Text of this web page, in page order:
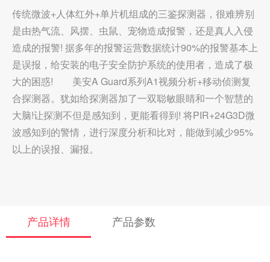
传统微波+人体红外+单片机组成的三鉴探测器，很难辨别
是由热气流、风摆、虫鼠、宠物造成报警，还是真人入侵
造成的报警! 据多年的报警运营数据统计90%的报警基本上
是误报，给安装的电子安全防护系统的使用者，造成了极
大的困惑! 美安A Guard系列A1视频分析+移动侦测复
合探测器。犹如给探测器加了一双聪敏眼睛和一个智慧的
大脑!让探测不但是感知到，更能看得到! 将PIR+24G3D微
波感知到的警情，进行深度分析和比对，能做到减少95%
以上的误报、漏报。
产品详情 产品参数